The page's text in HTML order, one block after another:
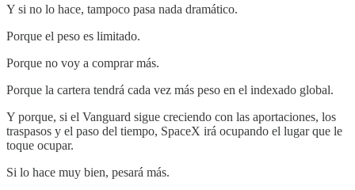
Y si no lo hace, tampoco pasa nada dramático.
Porque el peso es limitado.
Porque no voy a comprar más.
Porque la cartera tendrá cada vez más peso en el indexado global.
Y porque, si el Vanguard sigue creciendo con las aportaciones, los
traspasos y el paso del tiempo, SpaceX irá ocupando el lugar que le
toque ocupar.
Si lo hace muy bien, pesará más.